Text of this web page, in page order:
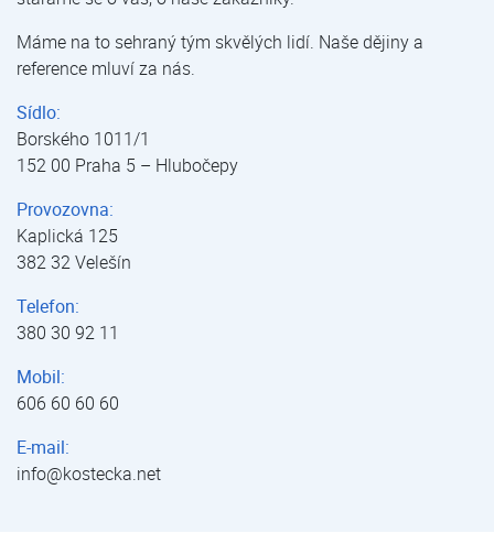
Máme na to sehraný tým skvělých lidí. Naše dějiny a
reference mluví za nás.
Sídlo:
Borského 1011/1
152 00 Praha 5 – Hlubočepy
Provozovna:
Kaplická 125
382 32 Velešín
Telefon:
380 30 92 11
Mobil:
606 60 60 60
E-mail:
info@kostecka.net